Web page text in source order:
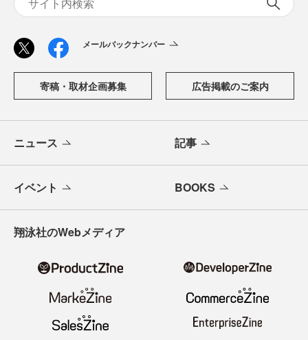
メールバックナンバー
寄稿・取材企画募集 広告掲載のご案内
ニュース 記事
イベント BOOKS
翔泳社のWebメディア